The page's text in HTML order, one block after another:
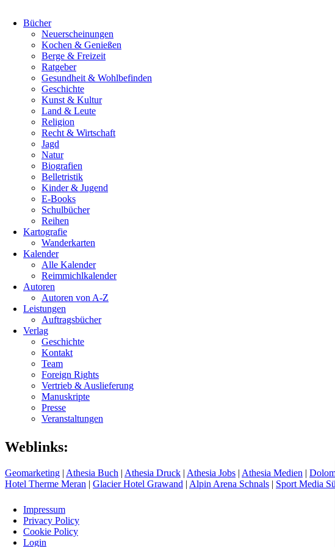
Bücher
Neuerscheinungen
Kochen & Genießen
Berge & Freizeit
Ratgeber
Gesundheit & Wohlbefinden
Geschichte
Kunst & Kultur
Land & Leute
Religion
Recht & Wirtschaft
Jagd
Natur
Biografien
Belletristik
Kinder & Jugend
E-Books
Schulbücher
Reihen
Kartografie
Wanderkarten
Kalender
Alle Kalender
Reimmichlkalender
Autoren
Autoren von A-Z
Leistungen
Auftragsbücher
Verlag
Geschichte
Kontakt
Team
Foreign Rights
Vertrieb & Auslieferung
Manuskripte
Presse
Veranstaltungen
Weblinks:
Geomarketing | Athesia Buch | Athesia Druck | Athesia Jobs | Athesia Medien |
Hotel Therme Meran | Glacier Hotel Grawand | Alpin Arena Schnals | Sport Media
Impressum
Privacy Policy
Cookie Policy
Login